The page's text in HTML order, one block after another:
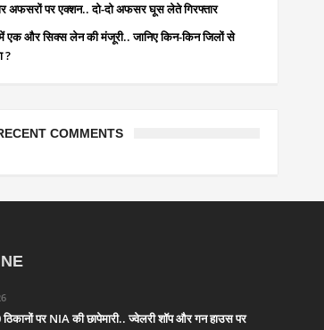
अफसरों पर एक्शन.. दो-दो अफसर घूस लेते गिरफ्तार
में एक और सिक्स लेन की मंजूरी.. जानिए किन-किन जिलों से
?
COMMENTS
पर NIA की छापेमारी.. ज्वेलरी शॉप और गन हाउस पर